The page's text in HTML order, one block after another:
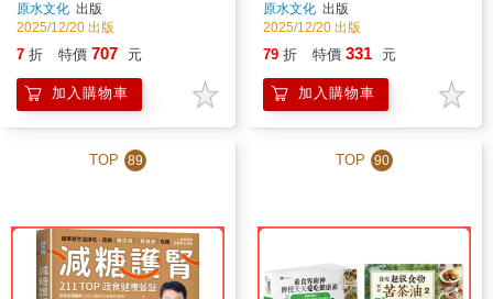
飲食全書+減脂肪 降血糖 防
三高 低GI飲食全書2
原水文化 出版
2025/12/20 出版
7 折 特價 707 元
加入購物車
原水文化 出版
2025/12/20 出版
79 折 特價 331 元
加入購物車
TOP 89 TOP 90